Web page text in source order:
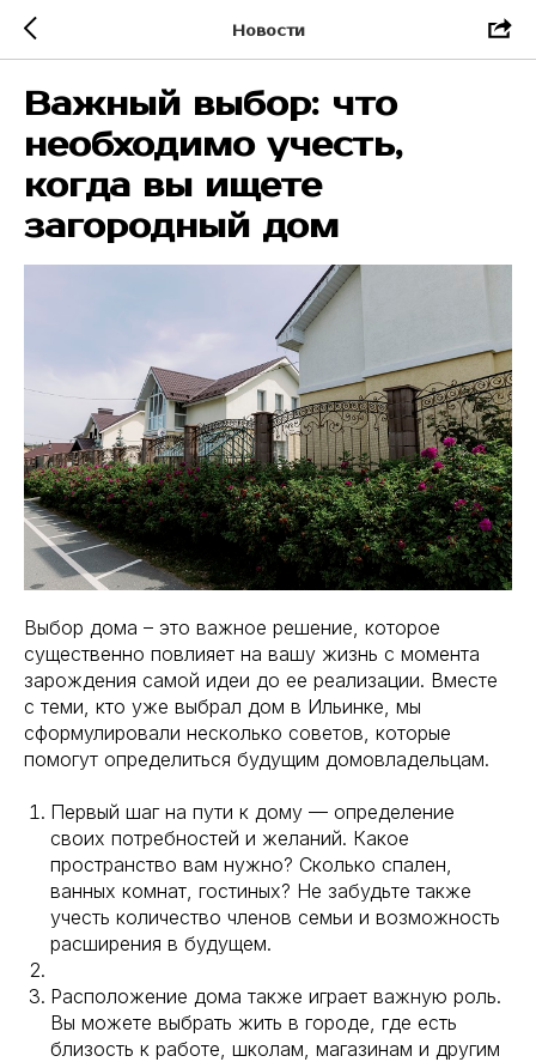
Новости
Важный выбор: что
необходимо учесть,
когда вы ищете
загородный дом
Выбор дома – это важное решение, которое
существенно повлияет на вашу жизнь с момента
зарождения самой идеи до ее реализации. Вместе
с теми, кто уже выбрал дом в Ильинке, мы
сформулировали несколько советов, которые
помогут определиться будущим домовладельцам.⠀
Первый шаг на пути к дому — определение
своих потребностей и желаний. Какое
пространство вам нужно? Сколько спален,
ванных комнат, гостиных? Не забудьте также
учесть количество членов семьи и возможность
расширения в будущем.⠀
Расположение дома также играет важную роль.
Вы можете выбрать жить в городе, где есть
близость к работе, школам, магазинам и другим